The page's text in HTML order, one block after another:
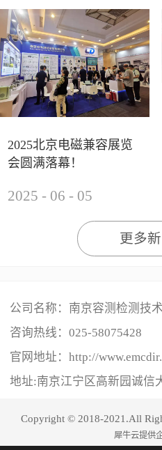
研讨及产品展示等多种形式
跃探索合作空间，为电磁
了新动能。产品展示展会现
2025北京电磁兼容展览
会圆满落幕！
2025 - 06 - 05
更多
公司名称：南京容测检测技
咨询热线： 025-58075428
官网地址：http://
地址:南京江宁区高新园诚信
Copyright © 2018-2021.All
犀牛云提供